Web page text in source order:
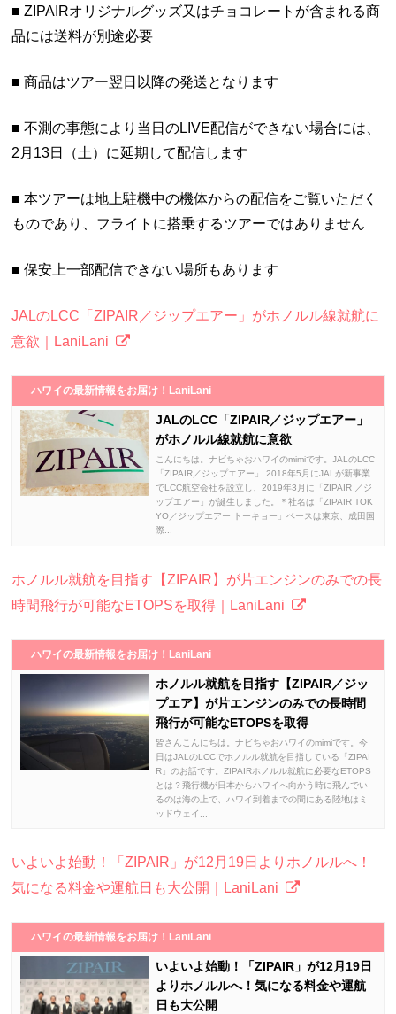
■ ZIPAIRオリジナルグッズ又はチョコレートが含まれる商
品には送料が別途必要
■ 商品はツアー翌日以降の発送となります
■ 不測の事態により当日のLIVE配信ができない場合には、
2月13日（土）に延期して配信します
■ 本ツアーは地上駐機中の機体からの配信をご覧いただく
ものであり、フライトに搭乗するツアーではありません
■ 保安上一部配信できない場所もあります
JALのLCC「ZIPAIR／ジップエアー」がホノルル線就航に
意欲｜LaniLani
ハワイの最新情報をお届け！LaniLani
JALのLCC「ZIPAIR／ジップエアー」
がホノルル線就航に意欲
こんにちは。ナビちゃおハワイのmimiです。JALのLCC
「ZIPAIR／ジップエアー」 2018年5月にJALが新事業
でLCC航空会社を設立し、2019年3月に「ZIPAIR ／ジ
ップエアー」が誕生しました。＊社名は「ZIPAIR TOK
YO／ジップエアー トーキョー」ベースは東京、成田国
際...
ホノルル就航を目指す【ZIPAIR】が片エンジンのみでの長
時間飛行が可能なETOPSを取得｜LaniLani
ハワイの最新情報をお届け！LaniLani
ホノルル就航を目指す【ZIPAIR／ジッ
プエア】が片エンジンのみでの長時間
飛行が可能なETOPSを取得
皆さんこんにちは。ナビちゃおハワイのmimiです。今
日はJALのLCCでホノルル就航を目指している「ZIPAI
R」のお話です。ZIPAIRホノルル就航に必要なETOPS
とは？飛行機が日本からハワイへ向かう時に飛んでい
るのは海の上で、ハワイ到着までの間にある陸地はミ
ッドウェイ...
いよいよ始動！「ZIPAIR」が12月19日よりホノルルへ！
気になる料金や運航日も大公開｜LaniLani
ハワイの最新情報をお届け！LaniLani
いよいよ始動！「ZIPAIR」が12月19日
よりホノルルへ！気になる料金や運航
日も大公開